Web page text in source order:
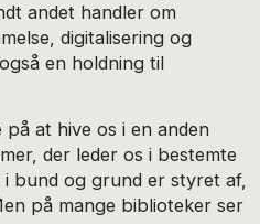
andet handler om
digitalisering og
en holdning til
at hive os i en anden
der leder os i bestemte
bund og grund er styret af,
på mange biblioteker ser